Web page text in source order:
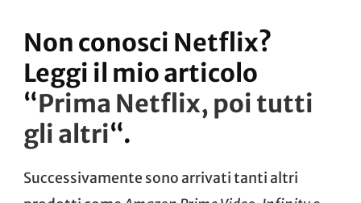
Non conosci Netflix?
Leggi il mio articolo
“Prima Netflix, poi tutti
gli altri“.
Successivamente sono arrivati tanti altri